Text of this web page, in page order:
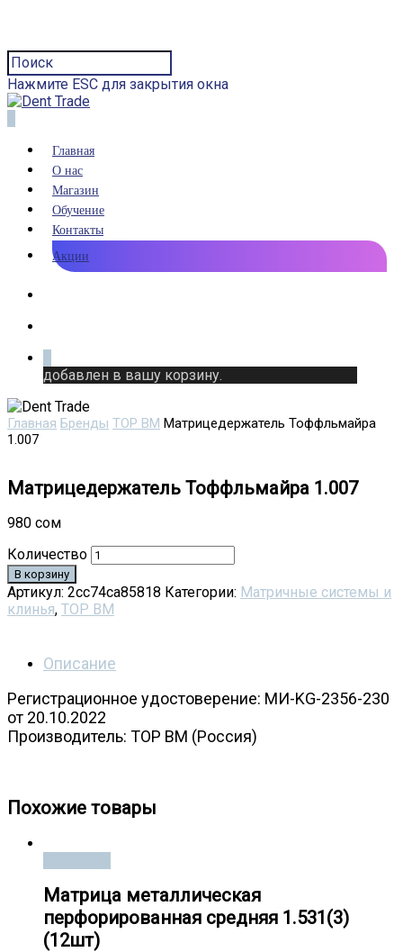
Нажмите ESC для закрытия окна
Главная
О нас
Магазин
Обучение
Контакты
Акции
добавлен в вашу корзину.
Главная Бренды ТОР ВМ Матрицедержатель Тоффльмайра
1.007
Матрицедержатель Тоффльмайра 1.007
980 сом
Количество
В корзину
Артикул: 2cc74ca85818 Категории: Матричные системы и
клинья, ТОР ВМ
Описание
Регистрационное удостоверение: МИ-KG-2356-230
от 20.10.2022
Производитель: ТОР ВМ (Россия)
Похожие товары
Матрица металлическая
перфорированная средняя 1.531(3)
(12шт)